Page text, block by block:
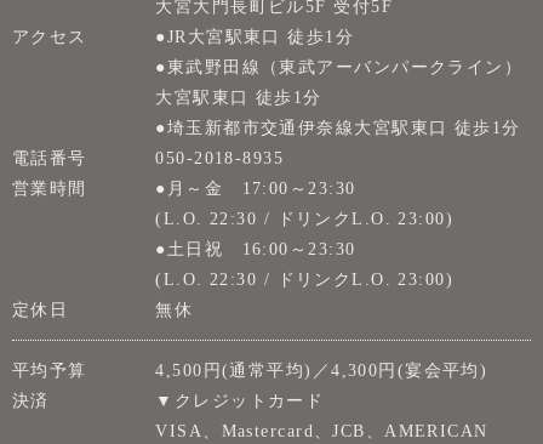
大宮大門長町ビル5F 受付5F
アクセス
●JR大宮駅東口 徒歩1分
●東武野田線（東武アーバンパークライン）
大宮駅東口 徒歩1分
●埼玉新都市交通伊奈線大宮駅東口 徒歩1分
電話番号
050-2018-8935
営業時間
●月～金 17:00～23:30
(L.O. 22:30 / ドリンクL.O. 23:00)
●土日祝 16:00～23:30
(L.O. 22:30 / ドリンクL.O. 23:00)
定休日
無休
平均予算
4,500円(通常平均)／4,300円(宴会平均)
決済
▼クレジットカード
VISA、Mastercard、JCB、AMERICAN